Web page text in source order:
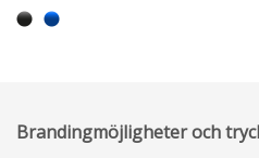
Brandingmöjligheter och